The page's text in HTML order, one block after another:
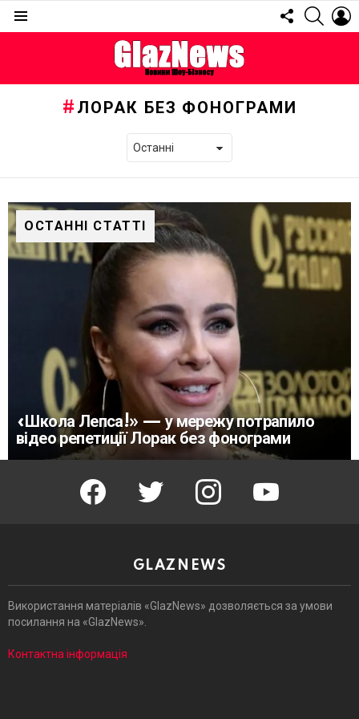
FOLLOW
US
ЛОРАК БЕЗ ФОНОГРАМИ
ОСТАННІ СТАТТІ
«Школа Лепса!» — у мережу потрапило
відео репетиції Лорак без фонограми
facebook twitter instagram youtube
GLAZNEWS
Використання матеріалів «GlazNews» дозволяється за умови
посилання на «GlazNews».
Контактна інформація